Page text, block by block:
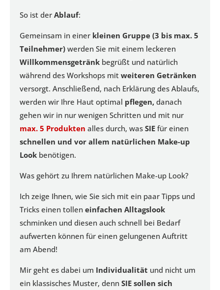
So ist derAblauf:
Gemeinsam in einer kleinen Gruppe (3 bis max. 5
Teilnehmer) werden Sie mit einem leckeren
Willkommensgetränk begrüßt und natürlich
während des Workshops mitweiteren Getränken
versorgt. Anschließend, nach Erklärung des Ablaufs,
werden wir Ihre Haut optimal pflegen,danach
gehen wir in nur wenigen Schritten und mit nur
max. 5 Produkten alles durch, wasSIE für einen
schnellen und vor allem natürlichen Make-up
Look benötigen.
Was gehört zu Ihrem natürlichen Make-up Look?
Ich zeige Ihnen, wie Sie sich mit ein paar Tipps und
Tricks einen tolleneinfachen Alltagslook
schminken und diesen auch schnell bei Bedarf
aufwerten können für einen gelungenen Auftritt
am Abend!
Mir geht es dabei um Individualität und nicht um
ein klassisches Muster, dennSIE sollen sich